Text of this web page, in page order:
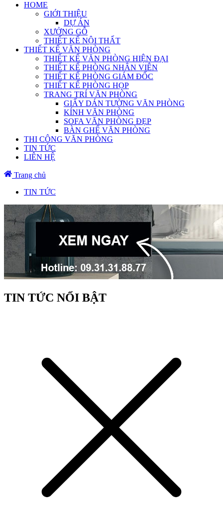
HOME
GIỚI THIỆU
DỰ ÁN
XƯỞNG GỖ
THIẾT KẾ NỘI THẤT
THIẾT KẾ VĂN PHÒNG
THIẾT KẾ VĂN PHÒNG HIỆN ĐẠI
THIẾT KẾ PHÒNG NHÂN VIÊN
THIẾT KẾ PHÒNG GIÁM ĐỐC
THIẾT KẾ PHÒNG HỌP
TRANG TRÍ VĂN PHÒNG
GIẤY DÁN TƯỜNG VĂN PHÒNG
KÍNH VĂN PHÒNG
SOFA VĂN PHÒNG ĐẸP
BÀN GHẾ VĂN PHÒNG
THI CÔNG VĂN PHÒNG
TIN TỨC
LIÊN HỆ
Trang chủ
TIN TỨC
TIN TỨC NỔI BẬT